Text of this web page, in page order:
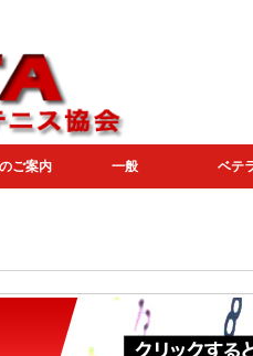
ご案内 一般 ベテ